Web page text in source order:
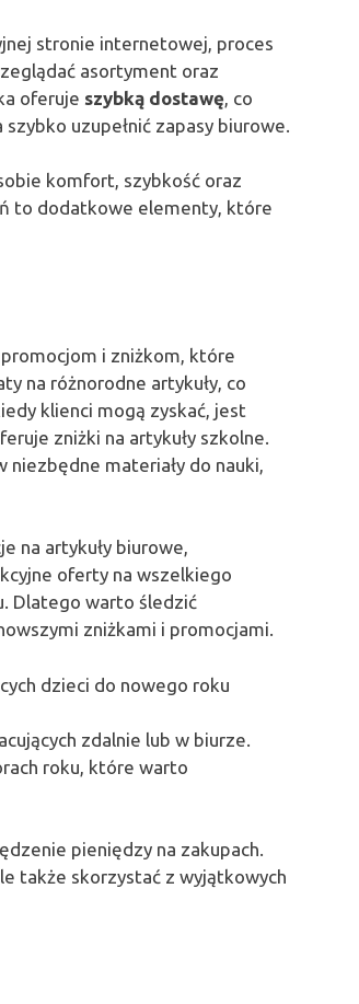
stronie internetowej, proces
asortyment oraz
oferuje szybką dostawę , co
uzupełnić zapasy biurowe.
komfort, szybkość oraz
to dodatkowe elementy, które
i zniżkom, które
na różnorodne artykuły, co
klienci mogą zyskać, jest
zniżki na artykuły szkolne.
materiały do nauki,
na artykuły biurowe,
oferty na wszelkiego
Dlatego warto śledzić
zniżkami i promocjami.
dzieci do nowego roku
zdalnie lub w biurze.
roku, które warto
pieniędzy na zakupach.
także skorzystać z wyjątkowych